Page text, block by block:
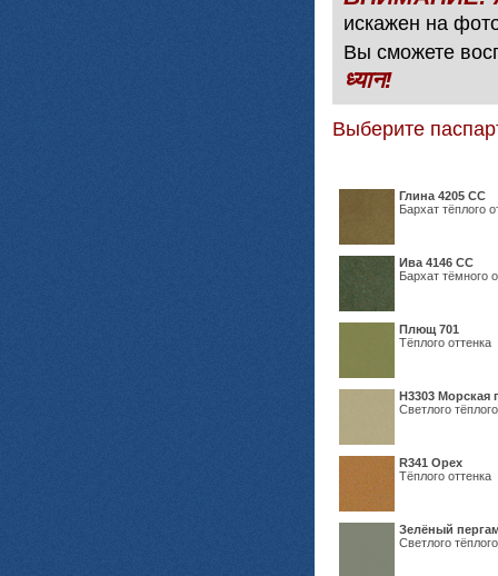
искажен на
Вы сможете
ध्यान!
Выберите
Глина 4205 СС
Бархат тёплого
Ива 4146 СС
Бархат тёмного
Плющ 701
Тёплого оттенка
H3303 Морская
Светлого
R341 Орех
Тёплого оттенка
Зелёный
Светлого